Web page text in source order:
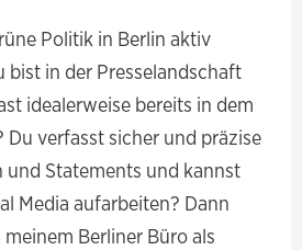
Politik in Berlin aktiv
bist in der Presselandschaft
idealerweise bereits in dem
Du verfasst sicher und präzise
und Statements und kannst
Media aufarbeiten? Dann
Berliner Büro als